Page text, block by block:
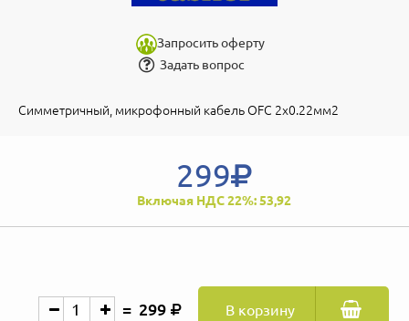
Запросить оферту
Задать вопрос
Симметричный, микрофонный кабель OFC 2х0.22мм2
299
Включая НДС 22%: 53,92
299 В корзину